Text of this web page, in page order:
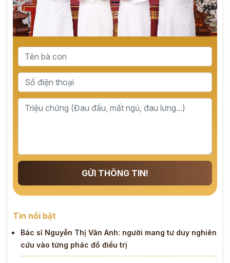
GỬI THÔNG TIN!
Tin nổi bật
Bác sĩ Nguyễn Thị Vân Anh: người mang tư duy nghiên
cứu vào từng phác đồ điều trị